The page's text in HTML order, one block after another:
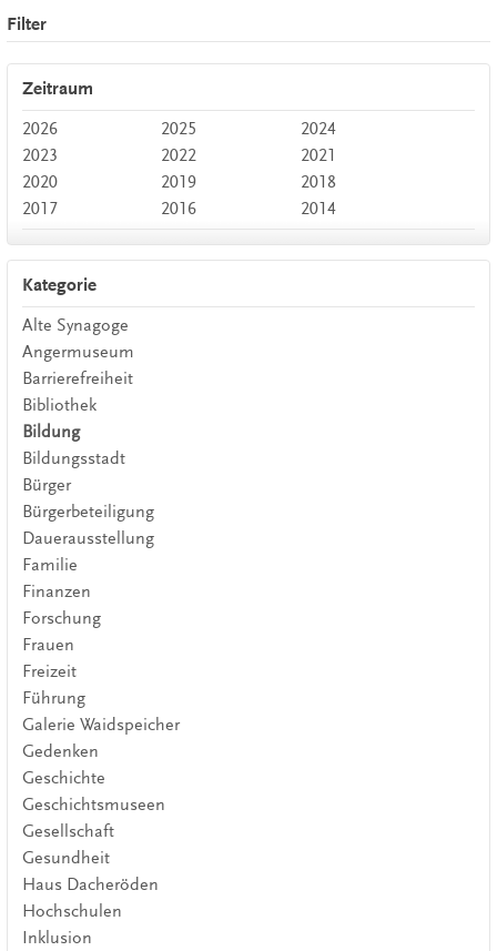
Filter
Zeitraum
2026 2025
2024
2023
2022
2021
2020
2019
2018
2017
2016 2014
Kategorie
Alte Synagoge
Angermuseum
Barrierefreiheit
Bibliothek
Bildung
Bildungsstadt
Bürger
Bürgerbeteiligung
Dauerausstellung
Familie
Finanzen
Forschung
Frauen
Freizeit
Führung
Galerie Waidspeicher
Gedenken
Geschichte
Geschichtsmuseen
Gesellschaft
Gesundheit
Haus Dacheröden
Hochschulen
Inklusion